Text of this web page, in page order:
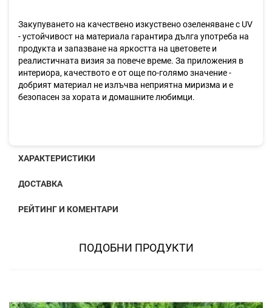
Закупуването на качествено изкуствено озеленяване с UV
- устойчивост на материала гарантира дълга употреба на
продукта и запазване на яркостта на цветовете и
реалистичната визия за повече време. За приложения в
интериора, качеството е от още по-голямо значение -
добрият материал не излъчва неприятна миризма и е
безопасен за хората и домашните любимци.
ХАРАКТЕРИСТИКИ
ДОСТАВКА
РЕЙТИНГ И КОМЕНТАРИ
ПОДОБНИ ПРОДУКТИ